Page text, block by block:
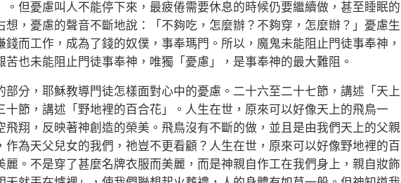
。但憂慮叫人不能停下來，最疲倦需要休息的時候仍要繼續做，甚至睡眠的
想，憂慮的聲音不斷地說：「不夠吃，怎麼辦？不夠穿，怎麼辦？」憂慮生
錢而工作，成為了錢的奴僕，事奉瑪門。所以，魔鬼未能阻止門徒事奉神，
苦也未能阻止門徒事奉神，唯獨「憂慮」，是事奉神的最大難阻。
，耶穌教導門徒怎樣面對心中的憂慮。二十六至二十七節，講述「天上
十節，講述「野地裡的百合花」。人生在世，原來可以好像天上的飛鳥一
飛翔，反映著神創造的榮美。飛鳥沒有不斷的做，並且是由我們天上的父親
作為天父兒女的我們，祂豈不更看顧？人生在世，原來可以好像野地裡的百
麗。不是穿了甚麼名牌衣服而美麗，而是神親自作工在我們身上，親自妝飾